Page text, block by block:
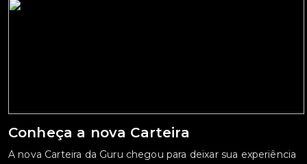
Conheça a nova Carteira
A nova Carteira da Guru chegou para deixar sua experiência